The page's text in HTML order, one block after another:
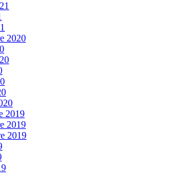
2020
2019
2019
2019